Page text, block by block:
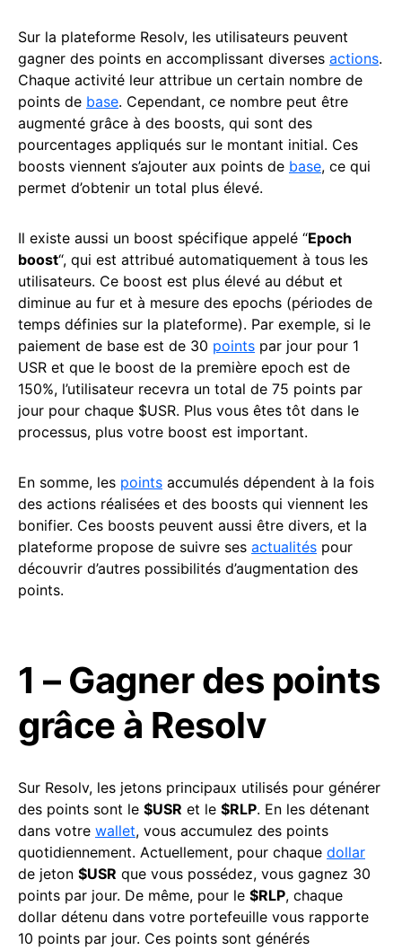
Sur la plateforme Resolv, les utilisateurs peuvent
gagner des points en accomplissant diverses actions.
Chaque activité leur attribue un certain nombre de
points de base. Cependant, ce nombre peut être
augmenté grâce à des boosts, qui sont des
pourcentages appliqués sur le montant initial. Ces
boosts viennent s’ajouter aux points de base, ce qui
permet d’obtenir un total plus élevé.
Il existe aussi un boost spécifique appelé “Epoch
boost“, qui est attribué automatiquement à tous les
utilisateurs. Ce boost est plus élevé au début et
diminue au fur et à mesure des epochs (périodes de
temps définies sur la plateforme). Par exemple, si le
paiement de base est de 30 points par jour pour 1
USR et que le boost de la première epoch est de
150%, l’utilisateur recevra un total de 75 points par
jour pour chaque $USR. Plus vous êtes tôt dans le
processus, plus votre boost est important.
En somme, les points accumulés dépendent à la fois
des actions réalisées et des boosts qui viennent les
bonifier. Ces boosts peuvent aussi être divers, et la
plateforme propose de suivre ses actualités pour
découvrir d’autres possibilités d’augmentation des
points.
1 – Gagner des points
grâce à Resolv
Sur Resolv, les jetons principaux utilisés pour générer
des points sont le $USR et le $RLP. En les détenant
dans votre wallet, vous accumulez des points
quotidiennement. Actuellement, pour chaque dollar
de jeton $USR que vous possédez, vous gagnez 30
points par jour. De même, pour le $RLP, chaque
dollar détenu dans votre portefeuille vous rapporte
10 points par jour. Ces points sont générés